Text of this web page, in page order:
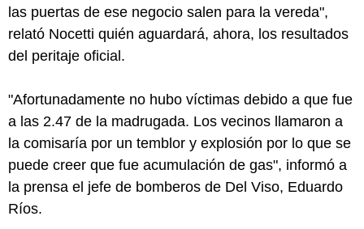
las puertas de ese negocio salen para la vereda",
relató Nocetti quién aguardará, ahora, los resultados
del peritaje oficial.
"Afortunadamente no hubo víctimas debido a que fue
a las 2.47 de la madrugada. Los vecinos llamaron a
la comisaría por un temblor y explosión por lo que se
puede creer que fue acumulación de gas", informó a
la prensa el jefe de bomberos de Del Viso, Eduardo
Ríos.